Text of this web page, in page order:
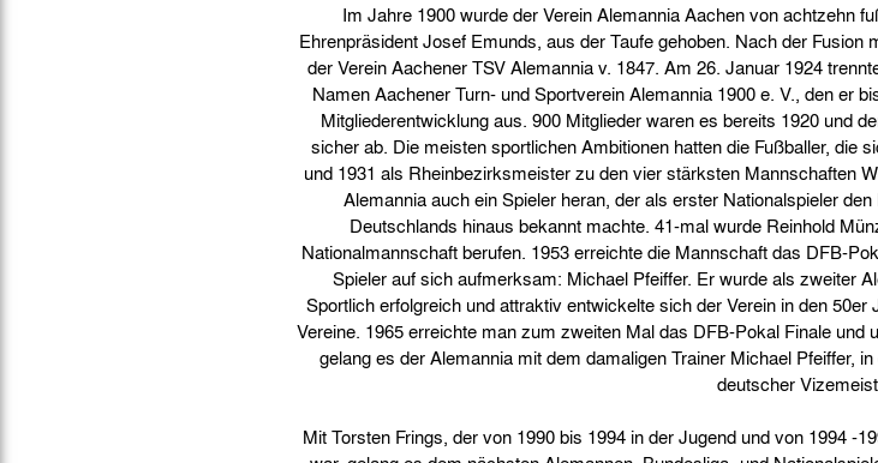
Stadionordnung
Stadiongaststätte Klömpchensklub
Gegen Rechtsextremismus am Tivoli
Verbotene Symbolik am Tivoli
Im Jahre 1900 wurde der Verein Alemannia Aachen von achtzehn
Ehrenpräsident Josef Emunds, aus der Taufe gehoben. Nach der
der Verein Aachener TSV Alemannia v. 1847. Am 26. Januar 1924
Namen Aachener Turn- und Sportverein Alemannia 1900 e. V., den er
Mitgliederentwicklung aus. 900 Mitglieder waren es bereits 1920 und
sicher ab. Die meisten sportlichen Ambitionen hatten die Fußballer, die
und 1931 als Rheinbezirksmeister zu den vier stärksten Mannschaften
Alemannia auch ein Spieler heran, der als erster Nationalspieler
Deutschlands hinaus bekannt machte. 41-mal wurde Reinhold
Nationalmannschaft berufen. 1953 erreichte die Mannschaft das DFB-
Spieler auf sich aufmerksam: Michael Pfeiffer. Er wurde als zweiter
Sportlich erfolgreich und attraktiv entwickelte sich der Verein in den
Vereine. 1965 erreichte man zum zweiten Mal das DFB-Pokal Finale
gelang es der Alemannia mit dem damaligen Trainer Michael Pfeiffer,
deutscher
Mit Torsten Frings, der von 1990 bis 1994 in der Jugend und von 1994 -